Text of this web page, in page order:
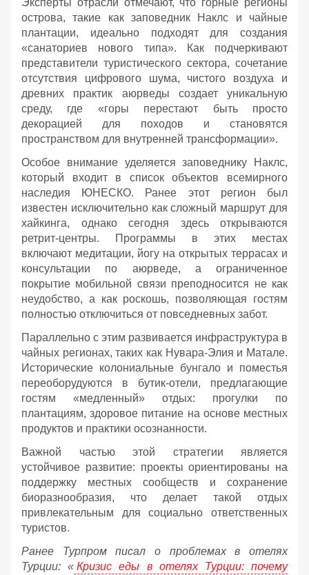
Эксперты отрасли отмечают, что горные регионы
острова, такие как заповедник Наклс и чайные
плантации, идеально подходят для создания
«санаториев нового типа». Как подчеркивают
представители туристического сектора, сочетание
отсутствия цифрового шума, чистого воздуха и
древних практик аюрведы создает уникальную
среду, где «горы перестают быть просто
декорацией для походов и становятся
пространством для внутренней трансформации».
Особое внимание уделяется заповеднику Наклс,
который входит в список объектов всемирного
наследия ЮНЕСКО. Ранее этот регион был
известен исключительно как сложный маршрут для
хайкинга, однако сегодня здесь открываются
ретрит-центры. Программы в этих местах
включают медитации, йогу на открытых террасах и
консультации по аюрведе, а ограниченное
покрытие мобильной связи преподносится не как
неудобство, а как роскошь, позволяющая гостям
полностью отключиться от повседневных забот.
Параллельно с этим развивается инфраструктура в
чайных регионах, таких как Нувара-Элия и Матале.
Исторические колониальные бунгало и поместья
переоборудуются в бутик-отели, предлагающие
гостям «медленный» отдых: прогулки по
плантациям, здоровое питание на основе местных
продуктов и практики осознанности.
Важной частью этой стратегии является
устойчивое развитие: проекты ориентированы на
поддержку местных сообществ и сохранение
биоразнообразия, что делает такой отдых
привлекательным для социально ответственных
туристов.
Ранее Турпром писал о проблемах в отелях
Турции: « Кризис еды в отелях Турции: почему